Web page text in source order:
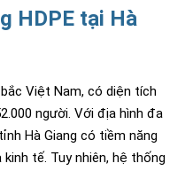
HDPE tại Hà
Việt Nam, có diện tích
người. Với địa hình đa
Hà Giang có tiềm năng
tế. Tuy nhiên, hệ thống